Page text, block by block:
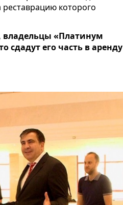
которого
владельцы «Платинум
сдадут его часть в аренду